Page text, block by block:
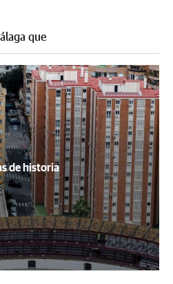
que
de historia